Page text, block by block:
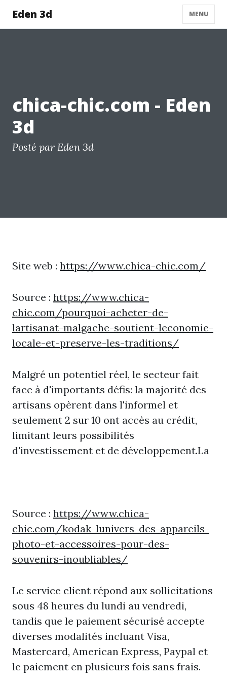
Eden 3d MENU
chica-chic.com - Eden
3d
Posté par Eden 3d
Site web : https://www.chica-chic.com/
Source : https://www.chica-
chic.com/pourquoi-acheter-de-
lartisanat-malgache-soutient-leconomie-
locale-et-preserve-les-traditions/
Malgré un potentiel réel, le secteur fait
face à d'importants défis: la majorité des
artisans opèrent dans l'informel et
seulement 2 sur 10 ont accès au crédit,
limitant leurs possibilités
d'investissement et de développement.La
Source : https://www.chica-
chic.com/kodak-lunivers-des-appareils-
photo-et-accessoires-pour-des-
souvenirs-inoubliables/
Le service client répond aux sollicitations
sous 48 heures du lundi au vendredi,
tandis que le paiement sécurisé accepte
diverses modalités incluant Visa,
Mastercard, American Express, Paypal et
le paiement en plusieurs fois sans frais.